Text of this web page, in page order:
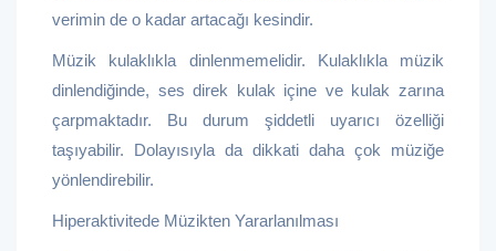
verimin de o kadar artacağı kesindir.
Müzik kulaklıkla dinlenmemelidir. Kulaklıkla müzik
dinlendiğinde, ses direk kulak içine ve kulak zarına
çarpmaktadır. Bu durum şiddetli uyarıcı özelliği
taşıyabilir. Dolayısıyla da dikkati daha çok müziğe
yönlendirebilir.
Hiperaktivitede Müzikten Yararlanılması